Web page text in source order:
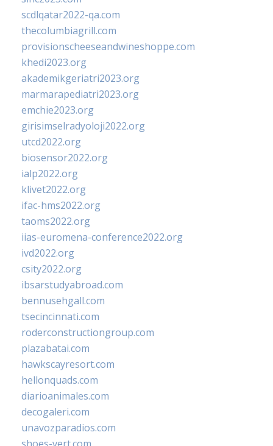
scdlqatar2022-qa.com
thecolumbiagrill.com
provisionscheeseandwineshoppe.com
khedi2023.org
akademikgeriatri2023.org
marmarapediatri2023.org
emchie2023.org
girisimselradyoloji2022.org
utcd2022.org
biosensor2022.org
ialp2022.org
klivet2022.org
ifac-hms2022.org
taoms2022.org
iias-euromena-conference2022.org
ivd2022.org
csity2022.org
ibsarstudyabroad.com
bennusehgall.com
tsecincinnati.com
roderconstructiongroup.com
plazabatai.com
hawkscayresort.com
hellonquads.com
diarioanimales.com
decogaleri.com
unavozparadios.com